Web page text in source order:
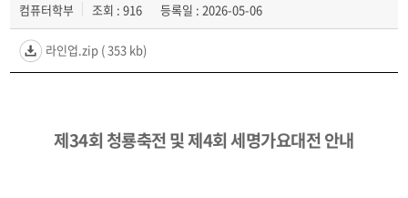
컴퓨터학부 조회 : 916 등록일 : 2026-05-06
라인업.zip ( 353 kb)
제34회 청룡축전 및 제4회 세명가요대전 안내